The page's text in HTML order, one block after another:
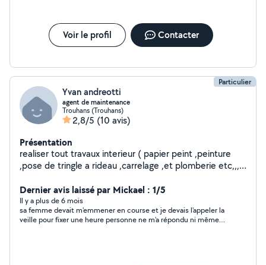
Voir le profil Contacter
Particulier
Yvan andreotti
agent de maintenance
Trouhans (Trouhans)
2,8/5 (10 avis)
Présentation
realiser tout travaux interieur ( papier peint ,peinture
,pose de tringle a rideau ,carrelage ,et plomberie etc,,,,
Dernier avis laissé par Mickael : 1/5
Il y a plus de 6 mois
sa femme devait m'emmener en course et je devais l'appeler la
veille pour fixer une heure personne ne m'a répondu ni même